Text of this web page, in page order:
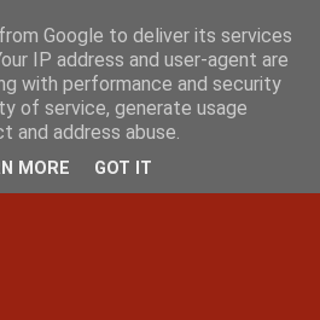
Google to deliver its services
IP address and user-agent are
with performance and security
of service, generate usage
address abuse.
MORE GOT IT